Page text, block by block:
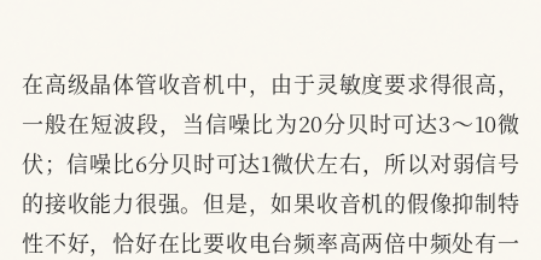
在高级晶体管收音机中，由于灵敏度要求得很高，
一般在短波段，当信噪比为20分贝时可达3～10微
伏；信噪比6分贝时可达1微伏左右，所以对弱信号
的接收能力很强。但是，如果收音机的假像抑制特
性不好，恰好在比要收电台频率高两倍中频处有一